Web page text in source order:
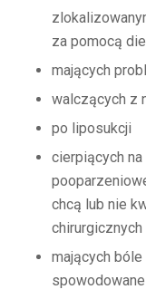
za pomocą
mających
walczących z
po liposukcji
cierpiących
chcą lub nie
chirurgicznych
mających